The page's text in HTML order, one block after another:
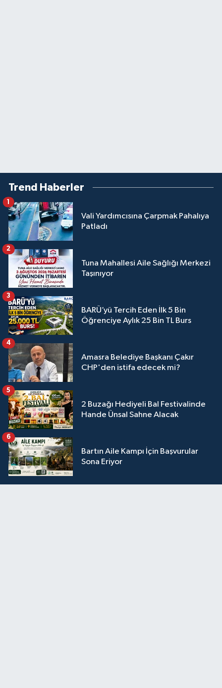
Trend Haberler
Vali Yardımcısına Çarpmak Pahalıya
Patladı
1
Tuna Mahallesi Aile Sağlığı Merkezi
Taşınıyor
2
BARÜ’yü Tercih Eden İlk 5 Bin
Öğrenciye Aylık 25 Bin TL Burs
3
Amasra Belediye Başkanı Çakır
CHP'den istifa edecek mi?
4
2 Buzağı Hediyeli Bal Festivalinde
Hande Ünsal Sahne Alacak
5
Bartın Aile Kampı İçin Başvurular
Sona Eriyor
6